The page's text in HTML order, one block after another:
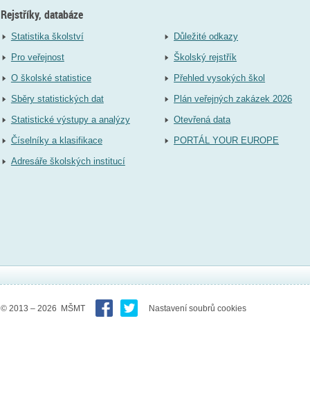
Rejstříky, databáze
Statistika školství
Pro veřejnost
O školské statistice
Sběry statistických dat
Statistické výstupy a analýzy
Číselníky a klasifikace
Adresáře školských institucí
Důležité odkazy
Školský rejstřík
Přehled vysokých škol
Plán veřejných zakázek 2026
Otevřená data
PORTÁL YOUR EUROPE
© 2013 – 2026 MŠMT Nastavení soubrů cookies